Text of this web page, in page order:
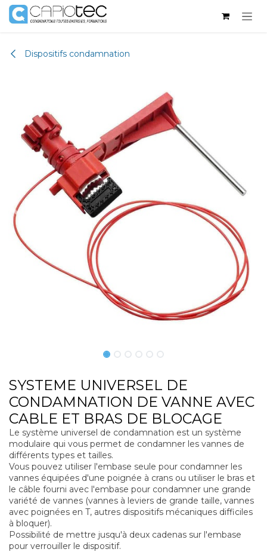
Se rendre au contenu
Dispositifs condamnation
SYSTEME UNIVERSEL DE
CONDAMNATION DE VANNE AVEC
CABLE ET BRAS DE BLOCAGE
Le système universel de condamnation est un système
modulaire qui vous permet de condamner les vannes de
différents types et tailles.
Vous pouvez utiliser l'embase seule pour condamner les
vannes équipées d'une poignée à crans ou utiliser le bras et
le câble fourni avec l'embase pour condamner une grande
variété de vannes (vannes à leviers de grande taille, vannes
avec poignées en T, autres dispositifs mécaniques difficiles
à bloquer).
Possibilité de mettre jusqu'à deux cadenas sur l'embase
pour verrouiller le dispositif.